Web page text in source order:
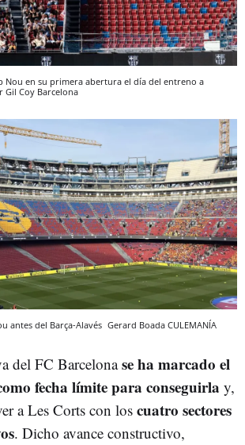
Nou en su primera abertura el día del entreno a
Gil Coy Barcelona
antes del Barça-Alavés Gerard Boada CULEMANÍA
del FC Barcelonase ha marcado el
fecha límite para conseguirla y,
a Les Corts con los cuatro sectores
. Dicho avance constructivo,